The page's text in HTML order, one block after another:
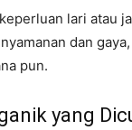
lari atau
dan
pun.
yang